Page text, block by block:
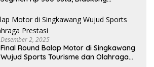
Desember 2, 2025
Final Round Balap Motor di Singkawang
Wujud Sports Tourisme dan Olahraga